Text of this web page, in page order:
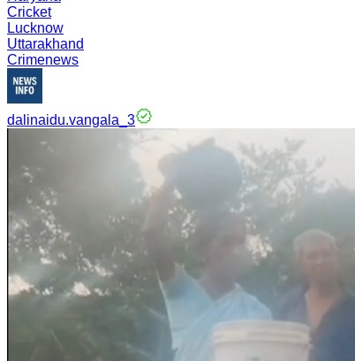
Cricket
Lucknow
Uttarakhand
Crimenews
dalinaidu.vangala_3